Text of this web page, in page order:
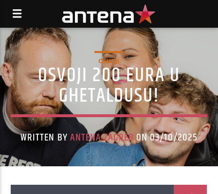
OSVOJI
OSVOJI 200 EURA U
GHETALDUSU!
WRITTEN BYANTENA ZAGREBON 03/10/2025